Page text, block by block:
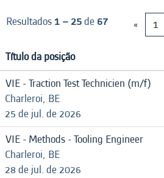
Resultados1 – 25de 67 « 1
Título da posição
VIE - Traction Test Technicien (m/f)
Charleroi, BE
25 de jul. de 2026
VIE - Methods - Tooling Engineer
Charleroi, BE
28 de jul. de 2026